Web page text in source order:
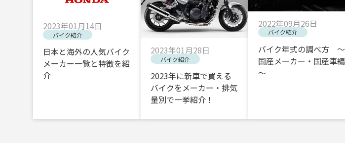
2023年01月14日
バイク紹介
日本と海外の人気バイク
メーカー一覧と特徴を紹
介
2023年01月28日
バイク紹介
2023年に新車で買える
バイクをメーカー・排気
量別で一挙紹介！
2022年09月26日
バイク紹介
バイク年式の調べ方 ～
国産メーカー・国産車編
～